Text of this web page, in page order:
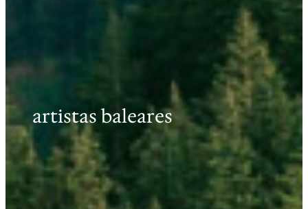
artistas baleares